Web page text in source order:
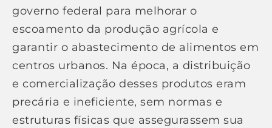
governo federal para melhorar o
escoamento da produção agrícola e
garantir o abastecimento de alimentos em
centros urbanos. Na época, a distribuição
e comercialização desses produtos eram
precária e ineficiente, sem normas e
estruturas físicas que assegurassem sua